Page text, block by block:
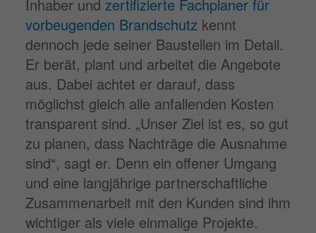
Inhaber und zertifizierte Fachplaner für
vorbeugenden Brandschutz kennt
dennoch jede seiner Baustellen im Detail.
Er berät, plant und arbeitet die Angebote
aus. Dabei achtet er darauf, dass
möglichst gleich alle anfallenden Kosten
transparent sind. „Unser Ziel ist es, so gut
zu planen, dass Nachträge die Ausnahme
sind“, sagt er. Denn ein offener Umgang
und eine langjährige partnerschaftliche
Zusammenarbeit mit den Kunden sind ihm
wichtiger als viele einmalige Projekte.